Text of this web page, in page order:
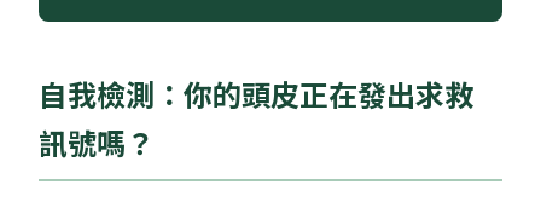
自我檢測：你的頭皮正在發出求救
訊號嗎？